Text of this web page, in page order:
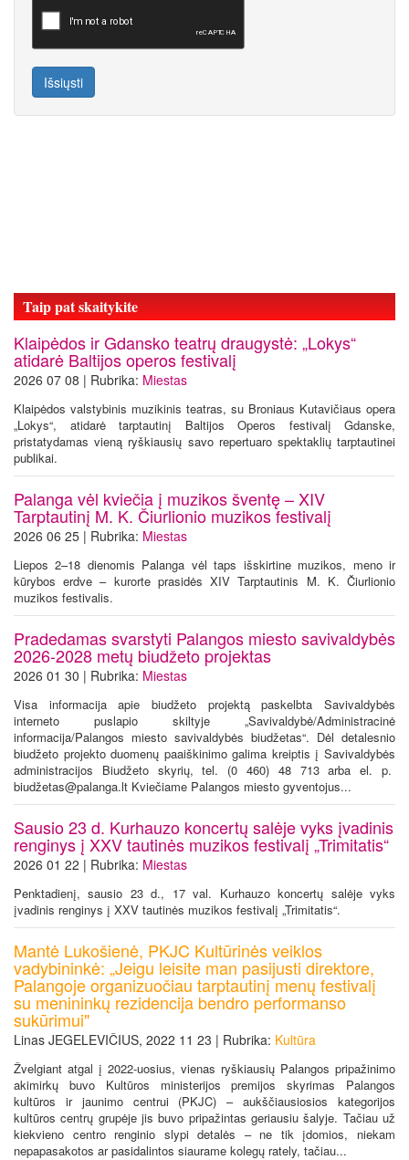
Išsiųsti
Taip pat skaitykite
Klaipėdos ir Gdansko teatrų draugystė: „Lokys“
atidarė Baltijos operos festivalį
2026 07 08 | Rubrika: Miestas
Klaipėdos valstybinis muzikinis teatras, su Broniaus Kutavičiaus opera
„Lokys“, atidarė tarptautinį Baltijos Operos festivalį Gdanske,
pristatydamas vieną ryškiausių savo repertuaro spektaklių tarptautinei
publikai.
Palanga vėl kviečia į muzikos šventę – XIV
Tarptautinį M. K. Čiurlionio muzikos festivalį
2026 06 25 | Rubrika: Miestas
Liepos 2–18 dienomis Palanga vėl taps išskirtine muzikos, meno ir
kūrybos erdve – kurorte prasidės XIV Tarptautinis M. K. Čiurlionio
muzikos festivalis.
Pradedamas svarstyti Palangos miesto savivaldybės
2026-2028 metų biudžeto projektas
2026 01 30 | Rubrika: Miestas
Visa informacija apie biudžeto projektą paskelbta Savivaldybės
interneto puslapio skiltyje „Savivaldybė/Administracinė
informacija/Palangos miesto savivaldybės biudžetas“. Dėl detalesnio
biudžeto projekto duomenų paaiškinimo galima kreiptis į Savivaldybės
administracijos Biudžeto skyrių, tel. (0 460) 48 713 arba el. p.
biudžetas@palanga.lt Kviečiame Palangos miesto gyventojus...
Sausio 23 d. Kurhauzo koncertų salėje vyks įvadinis
renginys į XXV tautinės muzikos festivalį „Trimitatis“
2026 01 22 | Rubrika: Miestas
Penktadienį, sausio 23 d., 17 val. Kurhauzo koncertų salėje vyks
įvadinis renginys į XXV tautinės muzikos festivalį „Trimitatis“.
Mantė Lukošienė, PKJC Kultūrinės veiklos
vadybininkė: „Jeigu leisite man pasijusti direktore,
Palangoje organizuočiau tarptautinį menų festivalį
su menininkų rezidencija bendro performanso
sukūrimui"
Linas JEGELEVIČIUS, 2022 11 23 | Rubrika: Kultūra
Žvelgiant atgal į 2022-uosius, vienas ryškiausių Palangos pripažinimo
akimirkų buvo Kultūros ministerijos premijos skyrimas Palangos
kultūros ir jaunimo centrui (PKJC) – aukščiausiosios kategorijos
kultūros centrų grupėje jis buvo pripažintas geriausiu šalyje. Tačiau už
kiekvieno centro renginio slypi detalės – ne tik įdomios, niekam
nepapasakotos ar pasidalintos siaurame kolegų rately, tačiau...